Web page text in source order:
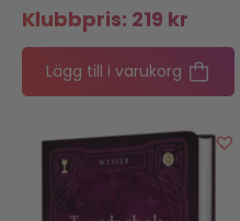
Klubbpris: 219 kr
Lägg till i varukorg